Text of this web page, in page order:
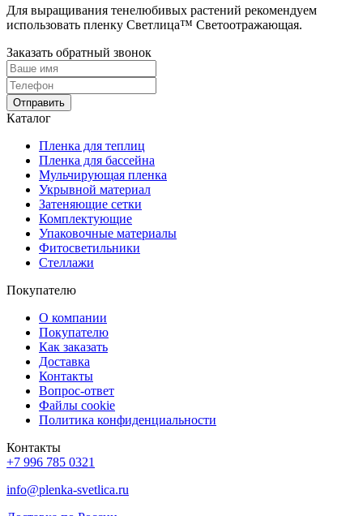
Для выращивания тенелюбивых растений рекомендуем
использовать пленку Светлица™ Светоотражающая.
Заказать обратный звонок
Отправить
Каталог
Пленка для теплиц
Пленка для бассейна
Мульчирующая пленка
Укрывной материал
Затеняющие сетки
Комплектующие
Упаковочные материалы
Фитосветильники
Стеллажи
Покупателю
О компании
Покупателю
Как заказать
Доставка
Контакты
Вопрос-ответ
Файлы cookie
Политика конфиденциальности
Контакты
+7 996 785 0321
info@plenka-svetlica.ru